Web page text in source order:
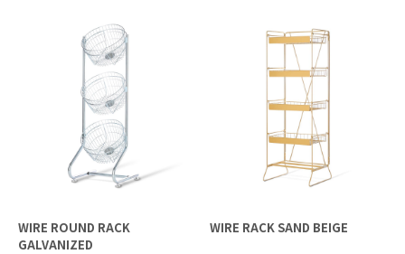
WIRE ROUND RACK
GALVANIZED
WIRE RACK SAND BEIGE